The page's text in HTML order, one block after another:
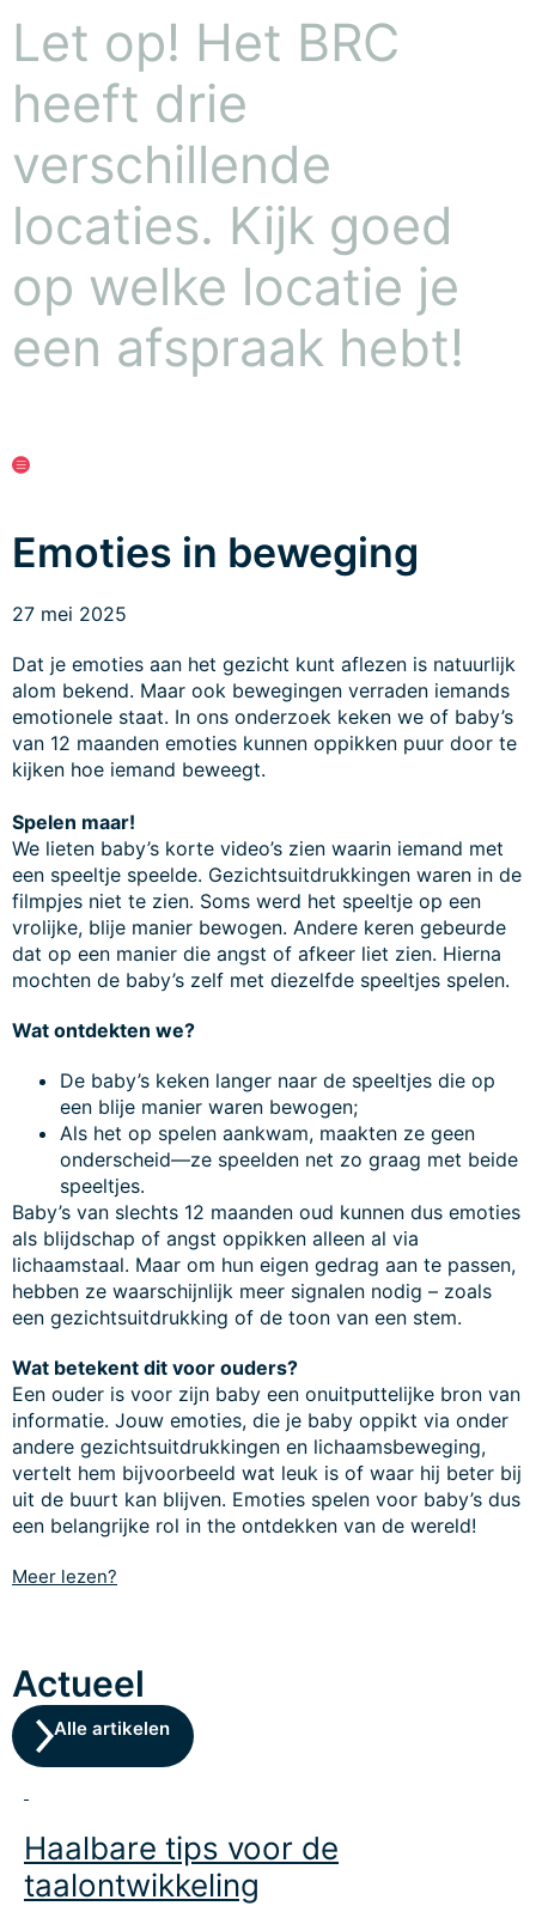
Let op! Het BRC
heeft drie
verschillende
locaties. Kijk goed
op welke locatie je
een afspraak hebt!
Emoties in beweging
27 mei 2025
Dat je emoties aan het gezicht kunt aflezen is natuurlijk
alom bekend. Maar ook bewegingen verraden iemands
emotionele staat. In ons onderzoek keken we of baby’s
van 12 maanden emoties kunnen oppikken puur door te
kijken hoe iemand beweegt.
Spelen maar!
We lieten baby’s korte video’s zien waarin iemand met
een speeltje speelde. Gezichtsuitdrukkingen waren in de
filmpjes niet te zien. Soms werd het speeltje op een
vrolijke, blije manier bewogen. Andere keren gebeurde
dat op een manier die angst of afkeer liet zien. Hierna
mochten de baby’s zelf met diezelfde speeltjes spelen.
Wat ontdekten we?
De baby’s keken langer naar de speeltjes die op
een blije manier waren bewogen;
Als het op spelen aankwam, maakten ze geen
onderscheid—ze speelden net zo graag met beide
speeltjes.
Baby’s van slechts 12 maanden oud kunnen dus emoties
als blijdschap of angst oppikken alleen al via
lichaamstaal. Maar om hun eigen gedrag aan te passen,
hebben ze waarschijnlijk meer signalen nodig – zoals
een gezichtsuitdrukking of de toon van een stem.
Wat betekent dit voor ouders?
Een ouder is voor zijn baby een onuitputtelijke bron van
informatie. Jouw emoties, die je baby oppikt via onder
andere gezichtsuitdrukkingen en lichaamsbeweging,
vertelt hem bijvoorbeeld wat leuk is of waar hij beter bij
uit de buurt kan blijven. Emoties spelen voor baby’s dus
een belangrijke rol in the ontdekken van de wereld!
Meer lezen?
Actueel
Alle artikelen
Haalbare tips voor de
taalontwikkeling